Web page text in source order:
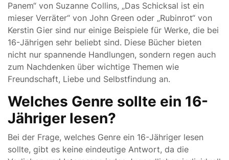
Panem“ von Suzanne Collins, „Das Schicksal ist ein
mieser Verräter“ von John Green oder „Rubinrot“ von
Kerstin Gier sind nur einige Beispiele für Werke, die bei
16-Jährigen sehr beliebt sind. Diese Bücher bieten
nicht nur spannende Handlungen, sondern regen auch
zum Nachdenken über wichtige Themen wie
Freundschaft, Liebe und Selbstfindung an.
Welches Genre sollte ein 16-
Jähriger lesen?
Bei der Frage, welches Genre ein 16-Jähriger lesen
sollte, gibt es keine eindeutige Antwort, da die